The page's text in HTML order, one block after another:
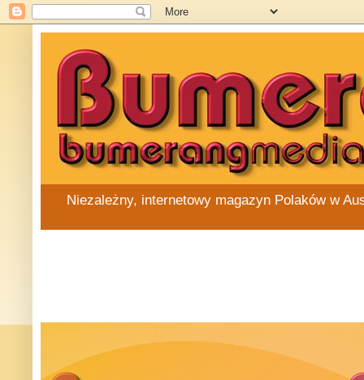
Niezależny, internetowy magazyn Polaków w